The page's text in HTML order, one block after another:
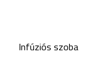
Infúziós szoba